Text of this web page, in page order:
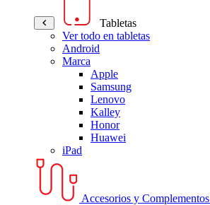
Tabletas
Ver todo en tabletas
Android
Marca
Apple
Samsung
Lenovo
Kalley
Honor
Huawei
iPad
Accesorios y Complementos